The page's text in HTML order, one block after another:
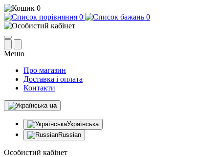
0
0
0
Меню
Про магазин
Доставка і оплата
Контакти
ua
Українська
Russian
Особистий кабінет